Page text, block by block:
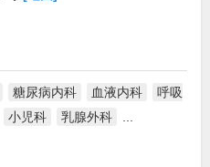
糖尿病内科 血液内科
呼吸
小児科 乳腺外科